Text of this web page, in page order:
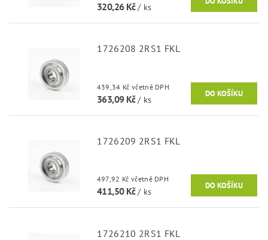
320,26 Kč/ ks
1726208 2RS1 FKL
439,34 Kč včetně DPH
363,09 Kč/ ks
1726209 2RS1 FKL
497,92 Kč včetně DPH
411,50 Kč/ ks
1726210 2RS1 FKL